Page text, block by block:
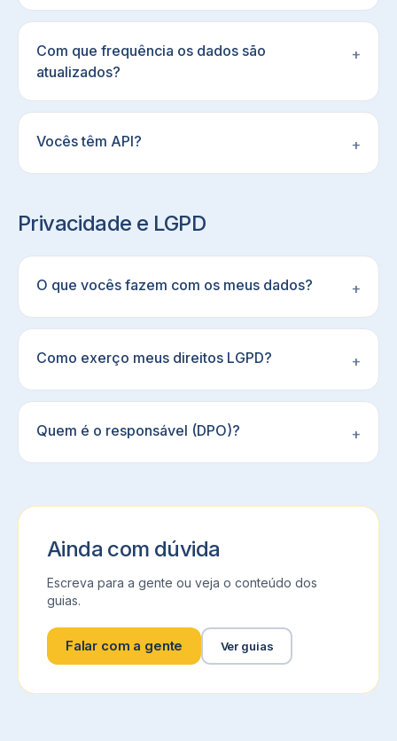
Com que frequência os dados são
atualizados?
+
Vocês têm API? +
Privacidade e LGPD
O que vocês fazem com os meus dados? +
Como exerço meus direitos LGPD? +
Quem é o responsável (DPO)? +
Ainda com dúvida
Escreva para a gente ou veja o conteúdo dos
guias.
Falar com a gente Ver guias